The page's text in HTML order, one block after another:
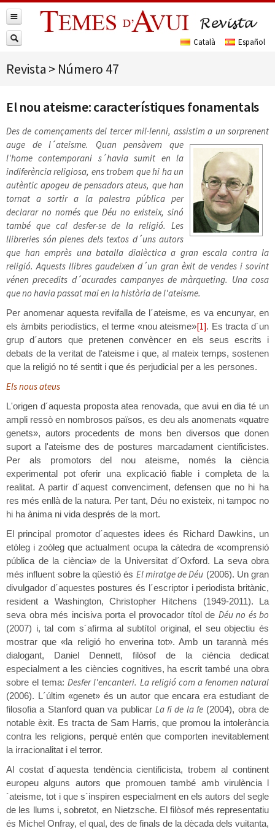
Revista > Número 47
El nou ateisme: característiques fonamentals
Des de començaments del tercer mil·lenni, assistim a un sorprenent
auge de l´ateisme. Quan pensàvem que
l'homecontemporani s´havia sumit en la
indiferència religiosa, ens trobem que hi ha un
autèntic apogeu de pensadors ateus, que han
tornat a sortir a la palestra pública per
declarar no només que Déu no existeix, sinó
també que cal desfer-se de la religió. Les
llibreries són plenes dels textos d´uns autors
que han emprès una batalla dialèctica a gran escala contra la
religió. Aquests llibres gaudeixen d´un gran èxit de vendes i sovint
vénen precedits d´acurades campanyes de màrqueting. Una cosa
que no havia passat mai en la història de l'ateisme.
Per anomenar aquesta revifalla de l´ateisme, es va encunyar, en
els àmbits periodístics, el terme «nou ateisme»[1]. Es tracta d´un
grup d´autors que pretenen convèncer en els seus escrits i
debats de la veritat de l'ateisme i que, al mateix temps, sostenen
que la religió no té sentit i que és perjudicial per a les persones.
Els nous ateus
L'origen d´aquesta proposta atea renovada, que avui en dia té un
ampli ressò en nombrosos països, es deu als anomenats «quatre
genets», autors procedents de mons ben diversos que donen
suport a l'ateisme des de postures marcadament cientificistes.
Per als promotors del nou ateisme, només la ciència
experimental pot oferir una explicació fiable i completa de la
realitat. A partir d´aquest convenciment, defensen que no hi ha
res més enllà de la natura. Per tant, Déu no existeix, ni tampoc no
hi ha ànima ni vida després de la mort.
El principal promotor d´aquestes idees és Richard Dawkins, un
etòleg i zoòleg que actualment ocupa la càtedra de «comprensió
pública de la ciència» de la Universitat d´Oxford. La seva obra
més influent sobre la qüestió és El miratge de Déu (2006). Un gran
divulgador d´aquestes postures és l´escriptor i periodista britànic,
resident a Washington, Christopher Hitchens (1949-2011). La
seva obra més incisiva porta el provocador títol de Déu no és bo
(2007) i, tal com s´afirma al subtítol original, el seu objectiu és
mostrar que «la religió ho enverina tot». Amb un tarannà més
dialogant, Daniel Dennett, filòsof de la ciència dedicat
especialment a les ciències cognitives, ha escrit també una obra
sobre el tema:Desfer l'encanteri. La religió com a fenomen natural
(2006). L´últim «genet» és un autor que encara era estudiant de
filosofia a Stanford quan va publicar La fi de la fe (2004), obra de
notable èxit. Es tracta de Sam Harris, que promou la intolerància
contra les religions, perquè entén que comporten inevitablement
la irracionalitat i el terror.
Al costat d´aquesta tendència cientificista, trobem al continent
europeu alguns autors que promouen també amb virulència l
´ateisme, tot i que s´inspiren especialment en els autors del segle
de les llums i, sobretot, en Nietzsche. El filòsof més representatiu
és Michel Onfray, el qual, des de finals de la dècada dels vuitanta,